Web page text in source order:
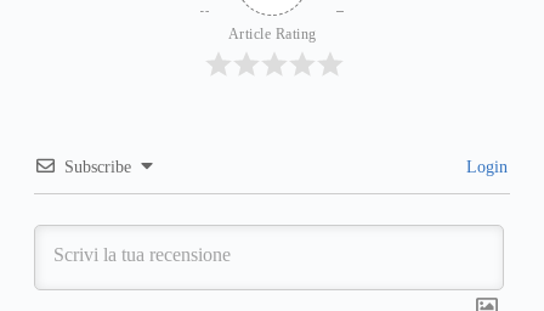
Article Rating
Subscribe Login